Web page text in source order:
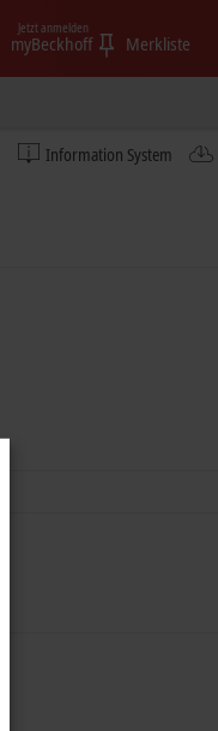
myBeckhoff
Jetzt anmelden
Merkliste
Information System